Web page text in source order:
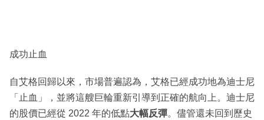
成功止血
自艾格回歸以來，市場普遍認為，艾格已經成功地為迪士尼
「止血」，並將這艘巨輪重新引導到正確的航向上。迪士尼
的股價已經從 2022 年的低點大幅反彈。儘管還未回到歷史